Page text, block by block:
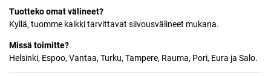
Tuotteko omat välineet?
Kyllä, tuomme kaikki tarvittavat siivousvälineet mukana.
Missä toimitte?
Helsinki, Espoo, Vantaa, Turku, Tampere, Rauma, Pori, Eura ja Salo.